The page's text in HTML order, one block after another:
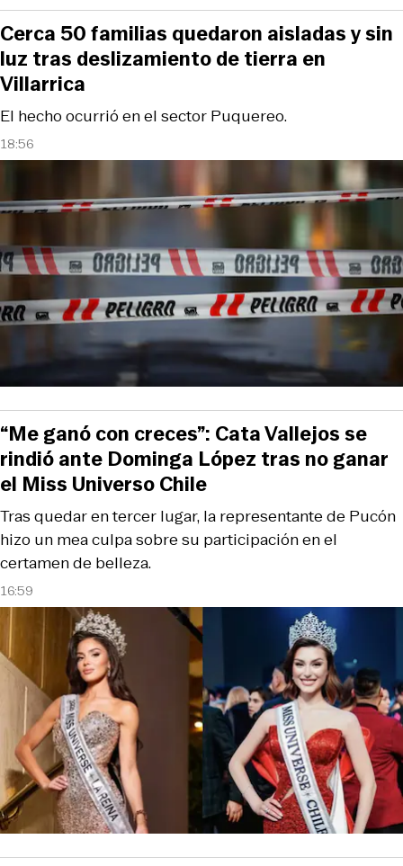
18:56
El hecho ocurrió en el sector Puquereo.
Cerca 50 familias quedaron aisladas y sin
luz tras deslizamiento de tierra en
Villarrica
16:59
Tras quedar en tercer lugar, la representante de Pucón
hizo un mea culpa sobre su participación en el
certamen de belleza.
“Me ganó con creces”: Cata Vallejos se
rindió ante Dominga López tras no ganar
el Miss Universo Chile